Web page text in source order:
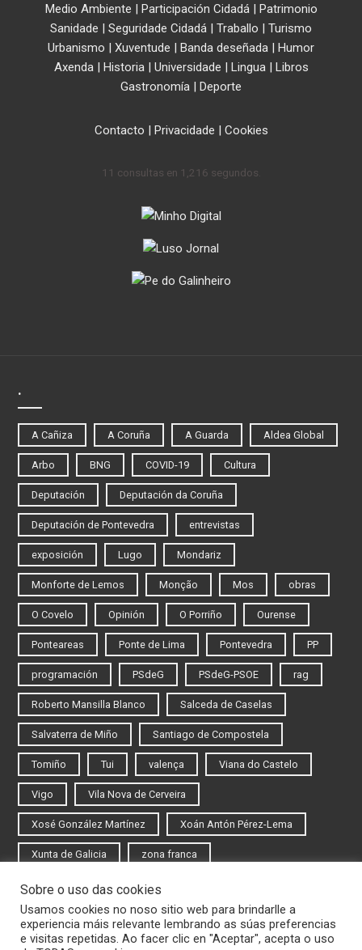
Medio Ambiente | Participación Cidadá| Patrimonio
Sanidade | Seguridade Cidadá | Traballo | Turismo
Urbanismo | Xuventude | Banda deseñada | Humor
Axenda| Historia| Universidade | Lingua| Libros
Gastronomía | Deporte
Contacto | Privacidade | Cookies
11 consultas en 1,216 segundos.
.
A Cañiza A Coruña A Guarda Aldea Global
Arbo BNG COVID-19 Cultura
Deputación Deputación da Coruña
Deputación de Pontevedra entrevistas
exposición Lugo Mondariz
Monforte de Lemos Monção Mos obras
O Covelo Opinión O Porriño Ourense
Ponteareas Ponte de Lima Pontevedra PP
programación PSdeG PSdeG-PSOE rag
Roberto Mansilla Blanco Salceda de Caselas
Salvaterra de Miño Santiago de Compostela
Tomiño Tui valença Viana do Castelo
Vigo Vila Nova de Cerveira
Xosé González Martínez Xoán Antón Pérez-Lema
Xunta de Galicia zona franca
Iniciar sesión
Rexistrarse
Sobre o uso das cookies
Usamos cookies no noso sitio web para brindarlle a
experiencia máis relevante lembrando as súas preferencias
e visitas repetidas. Ao facer clic en "Aceptar", acepta o uso